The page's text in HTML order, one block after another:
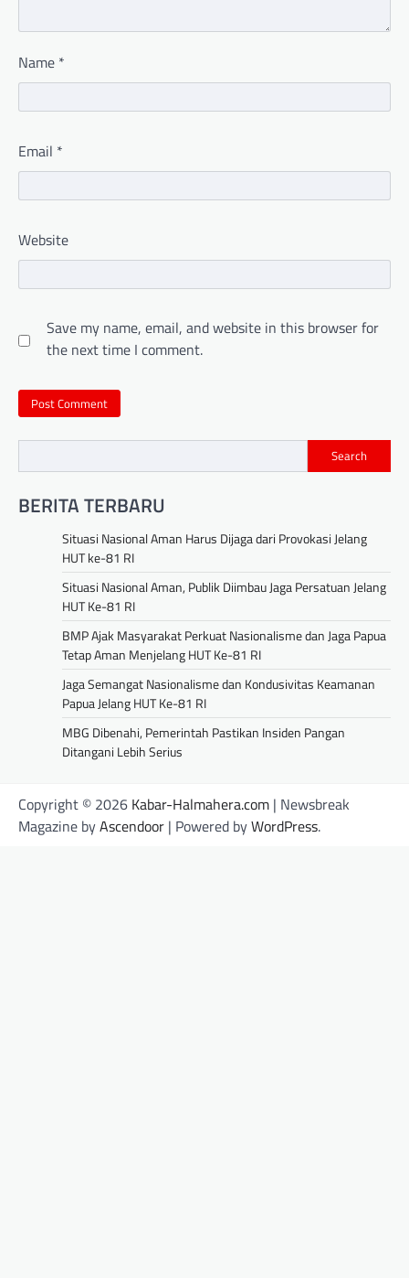
Name *
Email *
Website
Save my name, email, and website in this browser for
the next time I comment.
Search
BERITA TERBARU
Situasi Nasional Aman Harus Dijaga dari Provokasi Jelang
HUT ke-81 RI
Situasi Nasional Aman, Publik Diimbau Jaga Persatuan Jelang
HUT Ke-81 RI
BMP Ajak Masyarakat Perkuat Nasionalisme dan Jaga Papua
Tetap Aman Menjelang HUT Ke-81 RI
Jaga Semangat Nasionalisme dan Kondusivitas Keamanan
Papua Jelang HUT Ke-81 RI
MBG Dibenahi, Pemerintah Pastikan Insiden Pangan
Ditangani Lebih Serius
Copyright © 2026 Kabar-Halmahera.com | Newsbreak
Magazine byAscendoor | Powered byWordPress.